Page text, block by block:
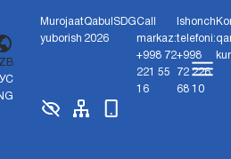
Murojaat
yuborish
Qabul
2026
SDGCall
markaz:
+998 72
221 55
16
Ishonch
telefoni:
+998
72 226
68 10